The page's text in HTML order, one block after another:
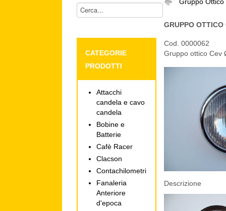
Gruppo
GRUPPO
Cod. 0000062
Gruppo ottico Cev
Descrizione
CATEGORIE
PRODOTTI
Attacchi
candela e cavo
candela
Bobine e
Batterie
Cafè Racer
Clacson
Contachilometri
Fanaleria
Anteriore
d'epoca